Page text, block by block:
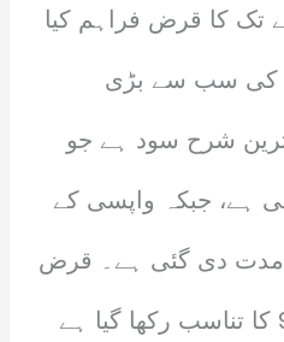
تک کا قرض فراہم کیا
کی سب سے بڑی
شرح سود ہے جو
گئی ہے، جبکہ واپسی کے
مدت دی گئی ہے۔ قرض
کی فراہمی میں 90:10 کا تناسب رکھا گیا ہے